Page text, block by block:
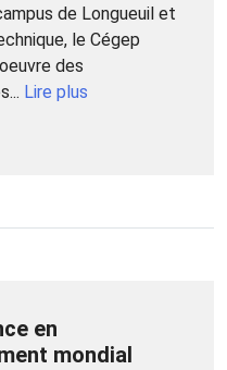
de Longueuil et
le Cégep
des
Lire plus
en
mondial